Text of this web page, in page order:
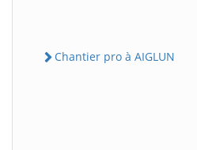
Chantier pro à AIGLUN